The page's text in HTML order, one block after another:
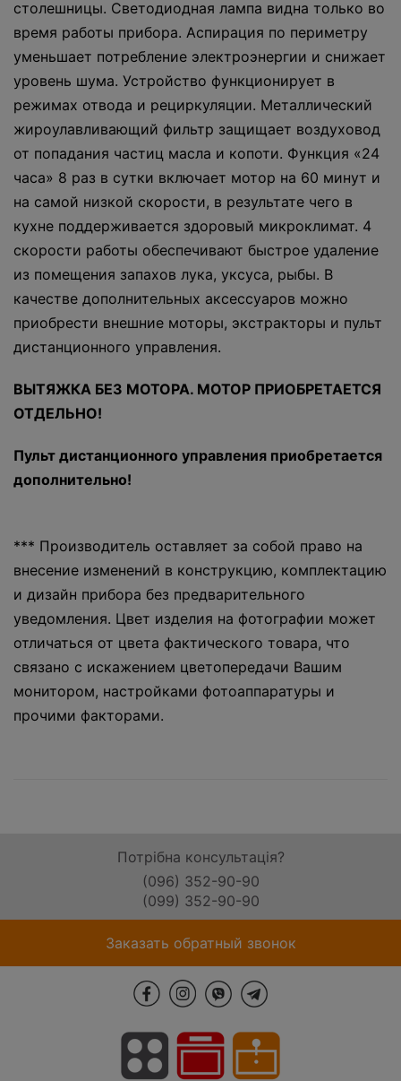
столешницы. Светодиодная лампа видна только во
время работы прибора. Аспирация по периметру
уменьшает потребление электроэнергии и снижает
уровень шума. Устройство функционирует в
режимах отвода и рециркуляции. Металлический
жироулавливающий фильтр защищает воздуховод
от попадания частиц масла и копоти. Функция «24
часа» 8 раз в сутки включает мотор на 60 минут и
на самой низкой скорости, в результате чего в
кухне поддерживается здоровый микроклимат. 4
скорости работы обеспечивают быстрое удаление
из помещения запахов лука, уксуса, рыбы. В
качестве дополнительных аксессуаров можно
приобрести внешние моторы, экстракторы и пульт
дистанционного управления.
ВЫТЯЖКА БЕЗ МОТОРА. МОТОР ПРИОБРЕТАЕТСЯ
ОТДЕЛЬНО!
Пульт дистанционного управления приобретается
дополнительно!
*** Производитель оставляет за собой право на
внесение изменений в конструкцию, комплектацию
и дизайн прибора без предварительного
уведомления. Цвет изделия на фотографии может
отличаться от цвета фактического товара, что
связано с искажением цветопередачи Вашим
монитором, настройками фотоаппаратуры и
прочими факторами.
Потрібна консультація?
(096) 352-90-90
(099) 352-90-90
Заказать обратный звонок